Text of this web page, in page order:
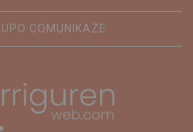
COMUNIKAZE